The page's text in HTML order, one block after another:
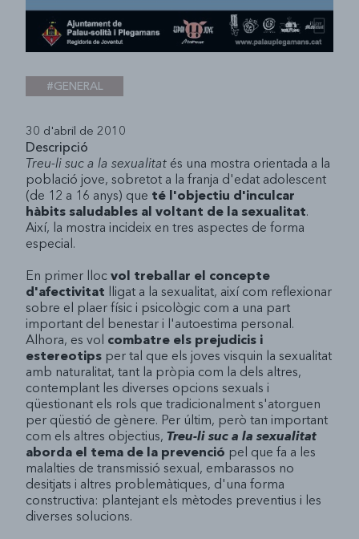
#GENERAL
30 d'abril de 2010
Descripció
Treu-li suc a la sexualitat és una mostra orientada a la
població jove, sobretot a la franja d'edat adolescent
(de 12 a 16 anys) que té l'objectiu d'inculcar
hàbits saludables al voltant de la sexualitat.
Així, la mostra incideix en tres aspectes de forma
especial.
En primer lloc vol treballar el concepte
d'afectivitat lligat a la sexualitat, així com reflexionar
sobre el plaer físic i psicològic com a una part
important del benestar i l'autoestima personal.
Alhora, es vol combatre els prejudicis i
estereotips per tal que els joves visquin la sexualitat
amb naturalitat, tant la pròpia com la dels altres,
contemplant les diverses opcions sexuals i
qüestionant els rols que tradicionalment s'atorguen
per qüestió de gènere. Per últim, però tan important
com els altres objectius, Treu-li suc a la sexualitat
aborda el tema de la prevenció pel que fa a les
malalties de transmissió sexual, embarassos no
desitjats i altres problemàtiques, d'una forma
constructiva: plantejant els mètodes preventius i les
diverses solucions.